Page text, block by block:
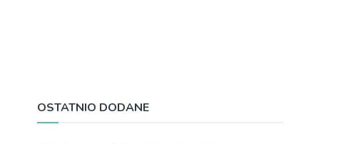
OSTATNIO DODANE